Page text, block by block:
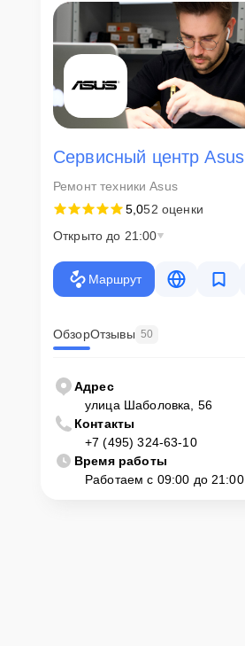
Сервисный центр Asus
Ремонт техники Asus
5,052 оценки
Открыто до 21:00
Маршрут
ОбзорОтзывы 50
Адрес
улица Шаболовка, 56
Контакты
+7 (495) 324-63-10
Время работы
Работаем с 09:00 до 21:00